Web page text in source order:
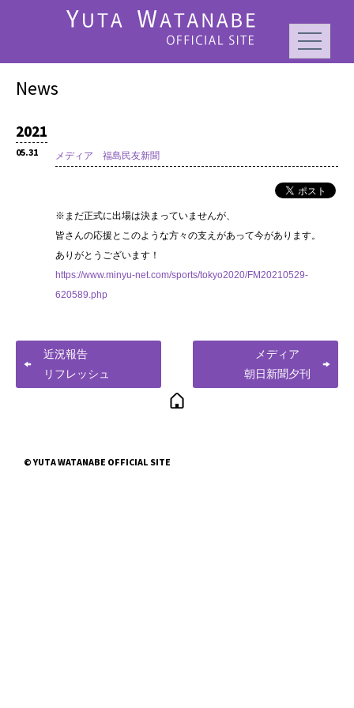
News
2021
05.31 メディア 福島民友新聞
※まだ正式に出場は決まっていませんが、
皆さんの応援とこのような方々の支えがあって今があります。
ありがとうございます！
https://www.minyu-net.com/sports/tokyo2020/FM20210529-
620589.php
近況報告
リフレッシュ
メディア
朝日新聞夕刊
© YUTA WATANABE OFFICIAL SITE